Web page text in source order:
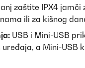
zaštite IPX4 jamči
ili za kišnog
USB i Mini-USB
a Mini-USB